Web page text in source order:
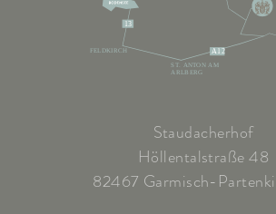
A12
13
ST. ANTON AM
ARLBERG
FELDKIRCH
Staudacherhof
Höllentalstraße 48
82467 Garmisch-